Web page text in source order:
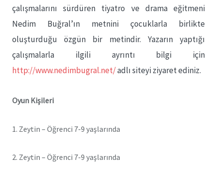
çalışmalarını sürdüren tiyatro ve drama eğitmeni
Nedim Buğral’ın metnini çocuklarla birlikte
oluşturduğu özgün bir metindir.
Yazarın yaptığı
çalışmalarla ilgili ayrıntı bilgi için
http://www.nedimbugral.net/adlı siteyi ziyaret ediniz.
Oyun Kişileri
1. Zeytin – Öğrenci 7-9 yaşlarında
2. Zeytin – Öğrenci 7-9 yaşlarında